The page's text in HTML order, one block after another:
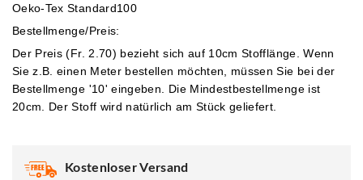
Oeko-Tex Standard100
Bestellmenge/Preis:
Der Preis (Fr. 2.70) bezieht sich auf 10cm Stofflänge. Wenn
Sie z.B. einen Meter bestellen möchten, müssen Sie bei der
Bestellmenge '10' eingeben. Die Mindestbestellmenge ist
20cm. Der Stoff wird natürlich am Stück geliefert.
Kostenloser Versand